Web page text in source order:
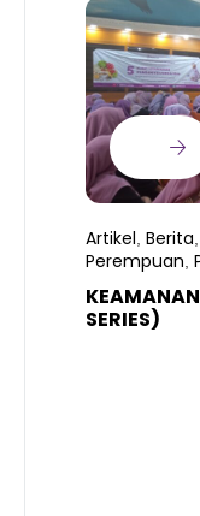
Artikel, Berita,
Perempuan,
SERIES)